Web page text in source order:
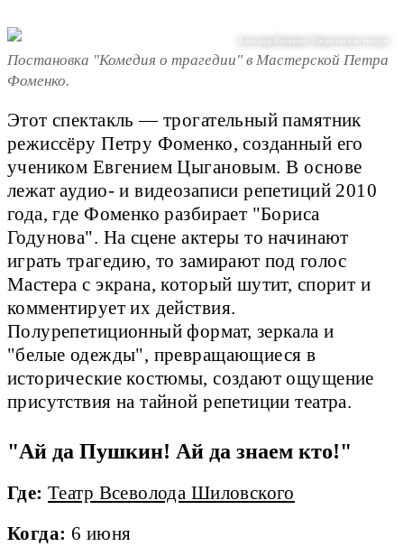
Александр Иванишин / Предоставлено театром
Постановка "Комедия о трагедии" в Мастерской Петра
Фоменко.
Этот спектакль — трогательный памятник
режиссёру Петру Фоменко, созданный его
учеником Евгением Цыгановым. В основе
лежат аудио- и видеозаписи репетиций 2010
года, где Фоменко разбирает "Бориса
Годунова". На сцене актеры то начинают
играть трагедию, то замирают под голос
Мастера с экрана, который шутит, спорит и
комментирует их действия.
Полурепетиционный формат, зеркала и
"белые одежды", превращающиеся в
исторические костюмы, создают ощущение
присутствия на тайной репетиции театра.
"Ай да Пушкин! Ай да знаем кто!"
Где:Театр Всеволода Шиловского
Когда: 6 июня